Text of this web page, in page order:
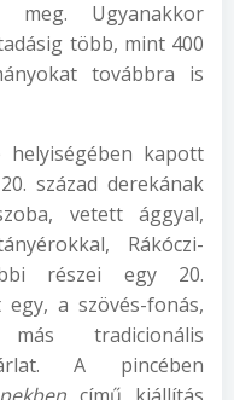
meg. Ugyanakkor
több, mint 400
továbbra is
kapott
század derekának
vetett ággyal,
Rákóczi-
részei egy 20.
a szövés-fonás,
tradicionális
A pincében